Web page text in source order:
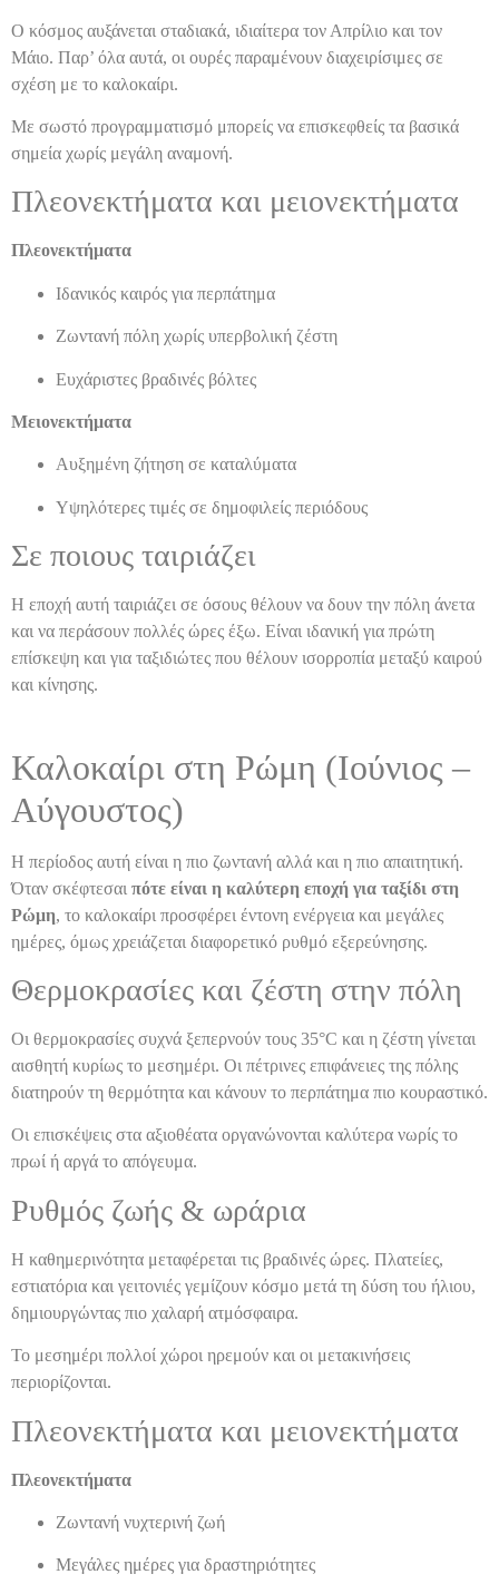
Ο κόσμος αυξάνεται σταδιακά, ιδιαίτερα τον Απρίλιο και τον
Μάιο. Παρ’ όλα αυτά, οι ουρές παραμένουν διαχειρίσιμες σε
σχέση με το καλοκαίρι.
Με σωστό προγραμματισμό μπορείς να επισκεφθείς τα βασικά
σημεία χωρίς μεγάλη αναμονή.
Πλεονεκτήματα και μειονεκτήματα
Πλεονεκτήματα
Ιδανικός καιρός για περπάτημα
Ζωντανή πόλη χωρίς υπερβολική ζέστη
Ευχάριστες βραδινές βόλτες
Μειονεκτήματα
Αυξημένη ζήτηση σε καταλύματα
Υψηλότερες τιμές σε δημοφιλείς περιόδους
Σε ποιους ταιριάζει
Η εποχή αυτή ταιριάζει σε όσους θέλουν να δουν την πόλη άνετα
και να περάσουν πολλές ώρες έξω. Είναι ιδανική για πρώτη
επίσκεψη και για ταξιδιώτες που θέλουν ισορροπία μεταξύ καιρού
και κίνησης.
Καλοκαίρι στη Ρώμη (Ιούνιος –
Αύγουστος)
Η περίοδος αυτή είναι η πιο ζωντανή αλλά και η πιο απαιτητική.
Όταν σκέφτεσαι πότε είναι η καλύτερη εποχή για ταξίδι στη
Ρώμη, το καλοκαίρι προσφέρει έντονη ενέργεια και μεγάλες
ημέρες, όμως χρειάζεται διαφορετικό ρυθμό εξερεύνησης.
Θερμοκρασίες και ζέστη στην πόλη
Οι θερμοκρασίες συχνά ξεπερνούν τους 35°C και η ζέστη γίνεται
αισθητή κυρίως το μεσημέρι. Οι πέτρινες επιφάνειες της πόλης
διατηρούν τη θερμότητα και κάνουν το περπάτημα πιο κουραστικό.
Οι επισκέψεις στα αξιοθέατα οργανώνονται καλύτερα νωρίς το
πρωί ή αργά το απόγευμα.
Ρυθμός ζωής & ωράρια
Η καθημερινότητα μεταφέρεται τις βραδινές ώρες. Πλατείες,
εστιατόρια και γειτονιές γεμίζουν κόσμο μετά τη δύση του ήλιου,
δημιουργώντας πιο χαλαρή ατμόσφαιρα.
Το μεσημέρι πολλοί χώροι ηρεμούν και οι μετακινήσεις
περιορίζονται.
Πλεονεκτήματα και μειονεκτήματα
Πλεονεκτήματα
Ζωντανή νυχτερινή ζωή
Μεγάλες ημέρες για δραστηριότητες